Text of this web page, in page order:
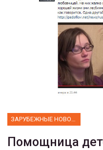
ЗАРУБЕЖНЫЕ НОВОСТИ
Помощница